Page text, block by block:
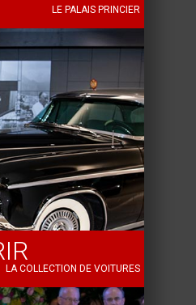
LE PALAIS PRINCIER
LA COLLECTION DE VOITURES